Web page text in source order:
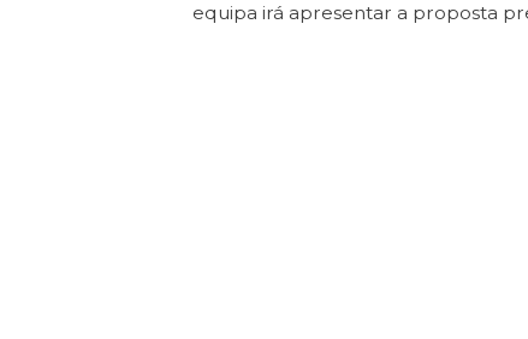
equipa irá apresentar a proposta